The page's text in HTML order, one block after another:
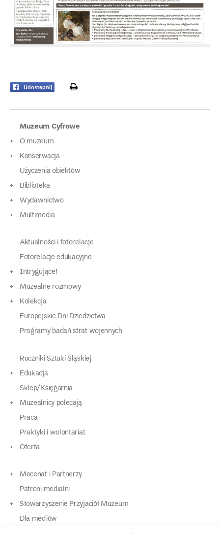
Udostępnij print
Muzeum Cyfrowe
O muzeum
Konserwacja
Użyczenia obiektów
Biblioteka
Wydawnictwo
Multimedia
Aktualności i fotorelacje
Fotorelacje edukacyjne
Intrygujące!
Muzealne rozmowy
Kolekcja
Europejskie Dni Dziedzictwa
Programy badań strat wojennych
Roczniki Sztuki Śląskiej
Edukacja
Sklep/Księgarnia
Muzealnicy polecają
Praca
Praktyki i wolontariat
Oferta
Mecenat i Partnerzy
Patroni medialni
Stowarzyszenie Przyjaciół Muzeum
Dla mediów